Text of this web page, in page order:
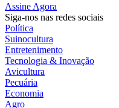
Assine Agora
Siga-nos nas redes sociais
Política
Suinocultura
Entretenimento
Tecnologia & Inovação
Avicultura
Pecuária
Economia
Agro